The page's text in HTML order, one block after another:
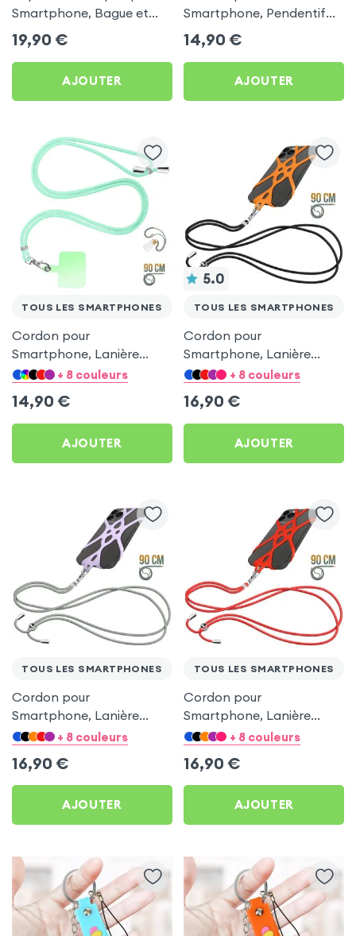
Smartphone, Bague et
Support Universel -
Transparent
19,90 €
AJOUTER
Smartphone, Pendentif
avec Perles, Compatibilité
Universelle Coques et
Étuis - Blanc
14,90 €
AJOUTER
TOUS LES SMARTPHONES
Cordon pour
Smartphone, Lanière
Réglable, Compatibilité
Étuis - Vert
+ 8 couleurs
14,90 €
AJOUTER
5.0
TOUS LES SMARTPHONES
Cordon pour
Smartphone, Lanière
Nylon Noir Réglable avec
Silicone Universelle
+ 8 couleurs
16,90 €
AJOUTER
TOUS LES SMARTPHONES
Cordon pour
Smartphone, Lanière
Nylon Gris Réglable avec
Silicone Universelle
+ 8 couleurs
16,90 €
AJOUTER
TOUS LES SMARTPHONES
Cordon pour
Smartphone, Lanière
Nylon Réglable avec
Universelle – Rouge
+ 8 couleurs
16,90 €
AJOUTER